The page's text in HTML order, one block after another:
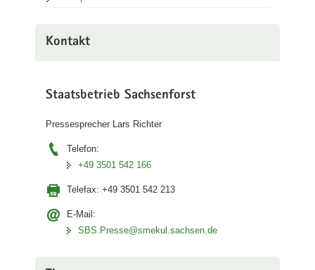
Kontakt
Staatsbetrieb Sachsenforst
Pressesprecher Lars Richter
Telefon:
+49 3501 542 166
Telefax: +49 3501 542 213
E-Mail:
SBS.Presse@smekul.sachsen.de